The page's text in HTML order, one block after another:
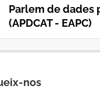
Parlem de dades
(APDCAT - EAPC)
nos